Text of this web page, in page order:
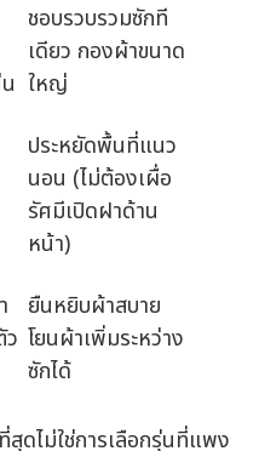
ชอบรวบรวมซักที
เดียว กองผ้าขนาด
ใหญ่
ประหยัดพื้นที่แนว
นอน (ไม่ต้องเผื่อ
รัศมีเปิดฝาด้าน
หน้า)
ยืนหยิบผ้าสบาย
โยนผ้าเพิ่มระหว่าง
ซักได้
สุดไม่ใช่การเลือกรุ่นที่แพง